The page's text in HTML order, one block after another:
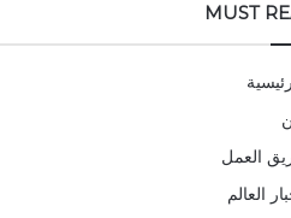
MUST
العمل
العالم